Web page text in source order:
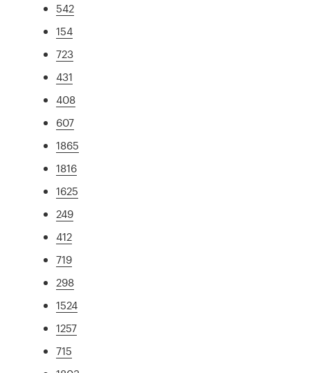
542
154
723
431
408
607
1865
1816
1625
249
412
719
298
1524
1257
715